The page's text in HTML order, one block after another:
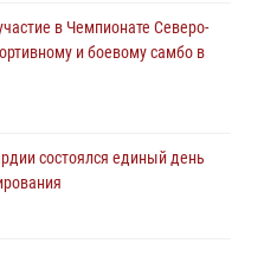
в Чемпионате Северо-
и боевому самбо в
состоялся единый день